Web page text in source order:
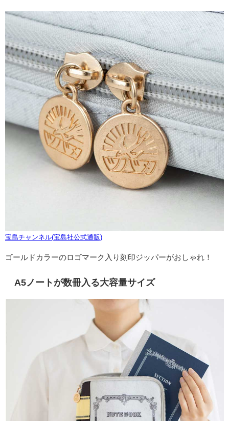
宝島チャンネル(宝島社公式通販)
ゴールドカラーのロゴマーク入り刻印ジッパーがおしゃれ！
A5ノートが数冊入る大容量サイズ